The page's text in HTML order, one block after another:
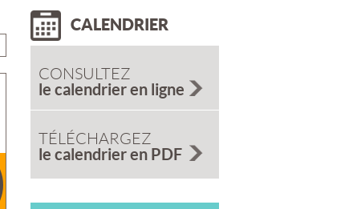
CALENDRIER
CONSULTEZ
le calendrier en ligne
TÉLÉCHARGEZ
le calendrier en PDF